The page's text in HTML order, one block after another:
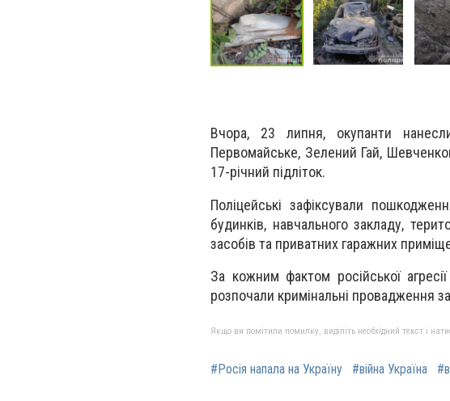
Вчора, 23 липня, окупанти
Первомайське, Зелений Гай,
17-річний підліток.
Поліцейські зафіксували
будинків, навчального закладу,
засобів та приватних гаражних
За кожним фактом російської
розпочали кримінальні провадження
Якщо ви помітили помилку, виділіть необхідний текст і
#Росія напала на Україну #війна Україна